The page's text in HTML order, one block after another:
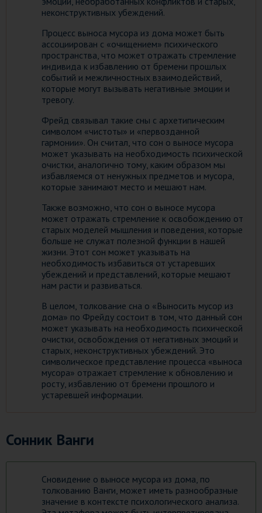
неконструктивных убеждений.
Процесс выноса мусора из дома может быть
ассоциирован с «очищением» психического
пространства, что может отражать стремление
индивида к избавлению от бремени прошлых
событий и межличностных взаимодействий,
которые могут вызывать негативные эмоции и
тревогу.
Фрейд связывал такие сны с архетипическим
символом «чистоты» и «первозданной
гармонии». Он считал, что сон о выносе мусора
может указывать на необходимость психической
очистки, аналогично тому, каким образом мы
избавляемся от ненужных предметов и мусора,
которые занимают место и мешают нам.
Также возможно, что сон о выносе мусора
может отражать стремление к освобождению от
старых моделей мышления и поведения, которые
больше не служат полезной функции в нашей
жизни. Этот сон может указывать на
необходимость избавиться от устаревших
убеждений и представлений, которые мешают
нам расти и развиваться.
В целом, толкование сна о «Выносить мусор из
дома» по Фрейду состоит в том, что данный сон
может указывать на необходимость психической
очистки, освобождения от негативных эмоций и
старых, неконструктивных убеждений. Это
символическое представление процесса «выноса
мусора» отражает стремление к обновлению и
росту, избавлению от бремени прошлого и
устаревшей информации.
Сонник Ванги
Сновидение о выносе мусора из дома, по
толкованию Ванги, может иметь разнообразные
значение в контексте психологического анализа.